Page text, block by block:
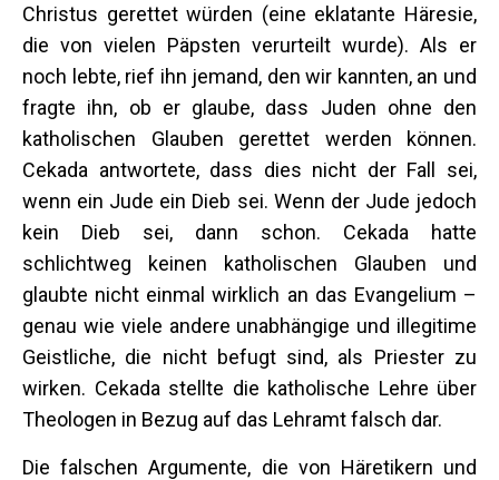
Christus gerettet würden (eine eklatante Häresie,
die von vielen Päpsten verurteilt wurde). Als er
noch lebte, rief ihn jemand, den wir kannten, an und
fragte ihn, ob er glaube, dass Juden ohne den
katholischen Glauben gerettet werden können.
Cekada antwortete, dass dies nicht der Fall sei,
wenn ein Jude ein Dieb sei. Wenn der Jude jedoch
kein Dieb sei, dann schon. Cekada hatte
schlichtweg keinen katholischen Glauben und
glaubte nicht einmal wirklich an das Evangelium –
genau wie viele andere unabhängige und illegitime
Geistliche, die nicht befugt sind, als Priester zu
wirken. Cekada stellte die katholische Lehre über
Theologen in Bezug auf das Lehramt falsch dar.
Die falschen Argumente, die von Häretikern und